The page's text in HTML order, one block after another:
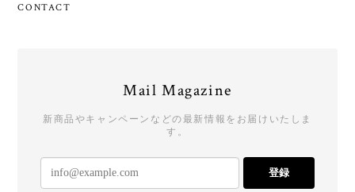
CONTACT
Mail Magazine
新商品やキャンペーンなどの最新情報をお届けいたしま
す。
登録